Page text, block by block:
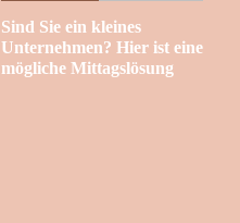
Sind Sie ein kleines
Unternehmen? Hier ist eine
mögliche Mittagslösung